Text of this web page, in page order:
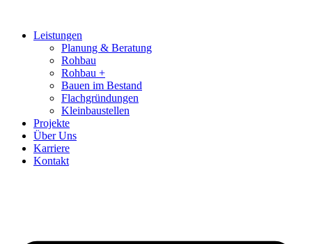
springenLeistungen
Planung & Beratung
Rohbau
Rohbau +
Bauen im Bestand
Flachgründungen
Kleinbaustellen
Projekte
Über Uns
Karriere
Kontakt